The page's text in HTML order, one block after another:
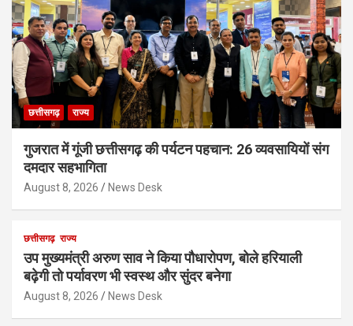
छत्तीसगढ़ राज्य
गुजरात में गूंजी छत्तीसगढ़ की पर्यटन पहचान: 26 व्यवसायियों संग
दमदार सहभागिता
August 8, 2026 News Desk
छत्तीसगढ़ राज्य
उप मुख्यमंत्री अरुण साव ने किया पौधारोपण, बोले हरियाली
बढ़ेगी तो पर्यावरण भी स्वस्थ और सुंदर बनेगा
August 8, 2026 News Desk